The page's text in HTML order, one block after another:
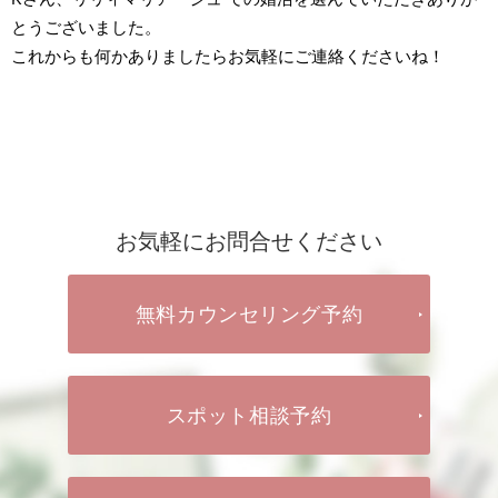
とうございました。
これからも何かありましたらお気軽にご連絡くださいね！
お気軽にお問合せください
無料カウンセリング予約
スポット相談予約